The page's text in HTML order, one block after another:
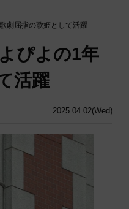
劇屈指の歌姫として活躍
2025.04.02(Wed)
ぴよの1年
活躍